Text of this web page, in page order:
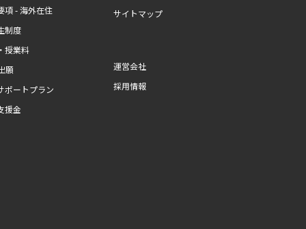
項 - 海外在住
制度
授業料
願
ポートプラン
援金
サイトマップ
運営会社
採用情報